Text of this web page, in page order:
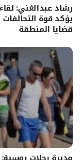
رشاد عبدالغني:
يؤكد قوة
قضايا المنطقة